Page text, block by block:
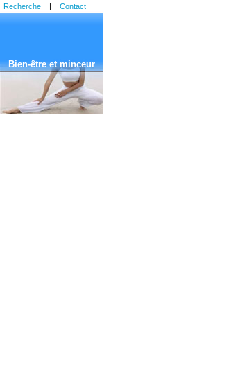
Recherche | Contact
Bien-être et minceur